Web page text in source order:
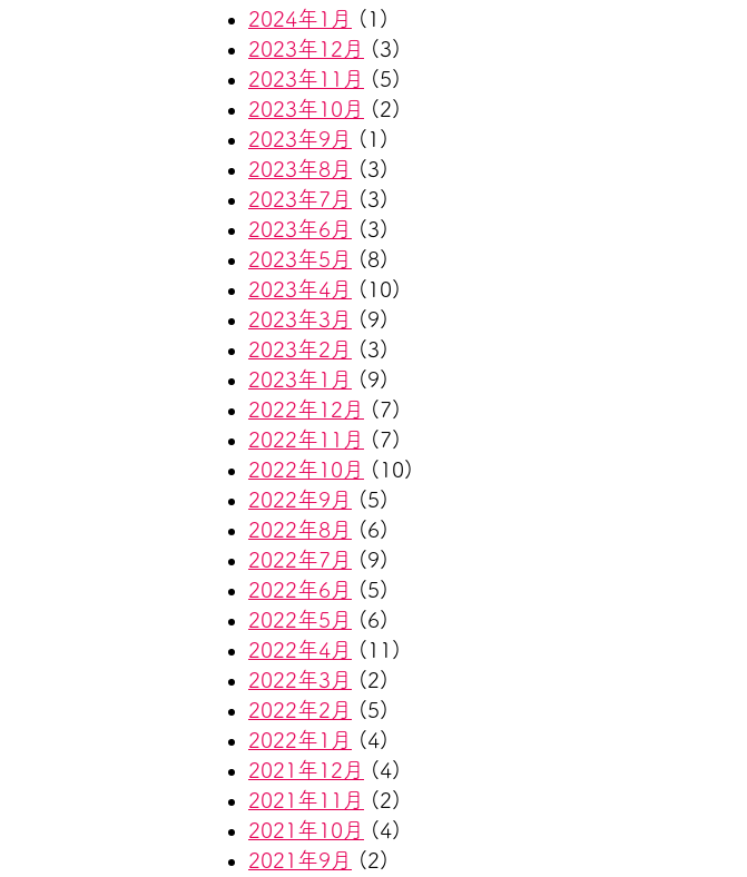
2024年1月
(1)
2023年12月
(3)
2023年11月
(5)
2023年10月
(2)
2023年9月
(1)
2023年8月
(3)
2023年7月
(3)
2023年6月
(3)
2023年5月
(8)
2023年4月
(10)
2023年3月
(9)
2023年2月
(3)
2023年1月
(9)
2022年12月
(7)
2022年11月
(7)
2022年10月
(10)
2022年9月
(5)
2022年8月
(6)
2022年7月
(9)
2022年6月
(5)
2022年5月
(6)
2022年4月
(11)
2022年3月
(2)
2022年2月
(5)
2022年1月
(4)
2021年12月
(4)
2021年11月
(2)
2021年10月
(4)
2021年9月
(2)